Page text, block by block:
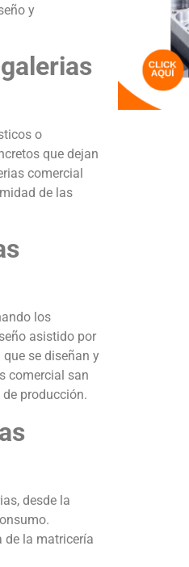
y
o
que dejan
comercial
de las
los
asistido por
se diseñan y
comercial san
producción.
desde la
de la matricería